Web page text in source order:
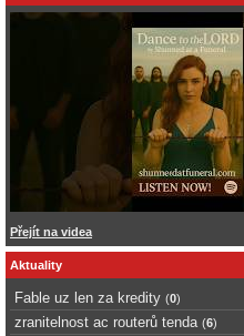
Přejít na videa
Aktuality
Fable uz len za kredity (0)
zranitelnost ac routerů tenda (6)